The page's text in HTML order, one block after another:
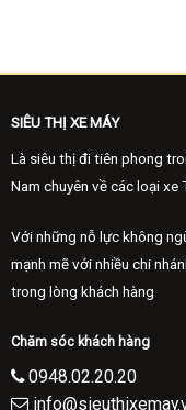
SIÊU THỊ XE MÁY
Là siêu thị đi tiên phong
Nam chuyên về các loại xe
Với những nỗ lực không
mạnh mẽ với nhiều chi
trong lòng khách hàng
Chăm sóc khách hàng
0948.02.20.20